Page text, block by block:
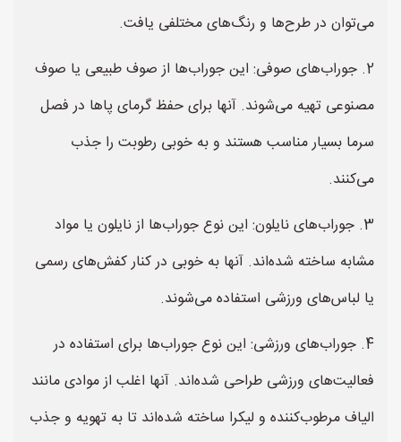
می‌توان در طرح‌ها و رنگ‌های مختلفی یافت.
2. جوراب‌های صوفی: این جوراب‌ها از صوف طبیعی یا صوف
مصنوعی تهیه می‌شوند. آنها برای حفظ گرمای پاها در فصل
سرما بسیار مناسب هستند و به خوبی رطوبت را جذب
می‌کنند.
3. جوراب‌های نایلون: این نوع جوراب‌ها از نایلون یا مواد
مشابه ساخته شده‌اند. آنها به خوبی در کنار کفش‌های رسمی
یا لباس‌های ورزشی استفاده می‌شوند.
4. جوراب‌های ورزشی: این نوع جوراب‌ها برای استفاده در
فعالیت‌های ورزشی طراحی شده‌اند. آنها اغلب از موادی مانند
الیاف مرطوب‌کننده و لیکرا ساخته شده‌اند تا به تهویه و جذب